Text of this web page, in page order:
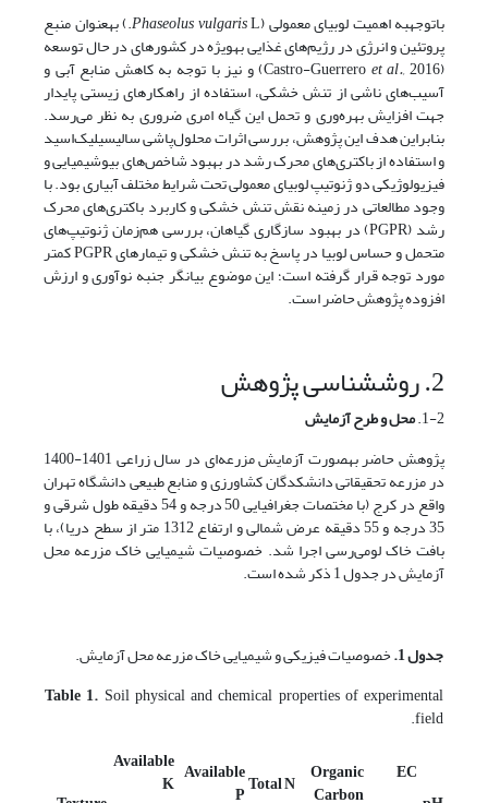
با­توجه­به اهمیت لوبیای معمولی ( Phaseolus vulgarisL.) به­عنوان منبع
پروتئین و انرژی در رژیم‌های غذایی به­ویژه در کشورهای در حال توسعه
(Castro-Guerrero
et al., 2016) و نیز با توجه به کاهش منابع آبی و
آسیب‌های ناشی از تنش خشکی، استفاده از راهکارهای زیستی پایدار
جهت افزایش بهره‌وری و تحمل این گیاه امری ضروری به نظر می‌رسد.
بنابراین هدف این پژوهش، بررسی اثرات محلول‌پاشی سالیسیلیک‌اسید
و استفاده از باکتری‌های محرک رشد در بهبود شاخص‌های بیوشیمیایی و
فیزیولوژیکی دو ژنوتیپ لوبیای معمولی تحت شرایط مختلف آبیاری بود. با
وجود مطالعاتی در زمینه‌ نقش تنش خشکی و کاربرد باکتری‌های محرک
رشد (PGPR) در بهبود سازگاری گیاهان، بررسی هم‌زمان ژنوتیپ‌های
متحمل و حساس لوبیا در پاسخ به تنش خشکی و تیمارهای PGPR کمتر
مورد توجه قرار گرفته است؛ این موضوع بیانگر جنبه‌ نوآوری و ارزش
افزوده پژوهش حاضر است.
2. روش­شناسی پژوهش
1-2. محل و طرح آزمایش
پژوهش حاضر به­صورت آزمایش مزرعه‌ای در سال زراعی 1401-1400
در مزرعه تحقیقاتی دانشکدگان کشاورزی و منابع طبیعی دانشگاه تهران
واقع در کرج (با مختصات جغرافیایی 50 درجه و 54 دقیقه طول شرقی و
35 درجه و 55 دقیقه عرض شمالی و ارتفاع 1312 متر از سطح دریا)، با
بافت خاک لومی‌رسی اجرا شد. خصوصیات شیمیایی خاک مزرعه محل
آزمایش در جدول 1 ذکر شده است.
جدول 1. خصوصیات فیزیکی و شیمیایی خاک مزرعه محل آزمایش.
Table 1. Soil physical and chemical properties of experimental
field.
EC
Organic
Carbon
Total N
Available
P
Available
K